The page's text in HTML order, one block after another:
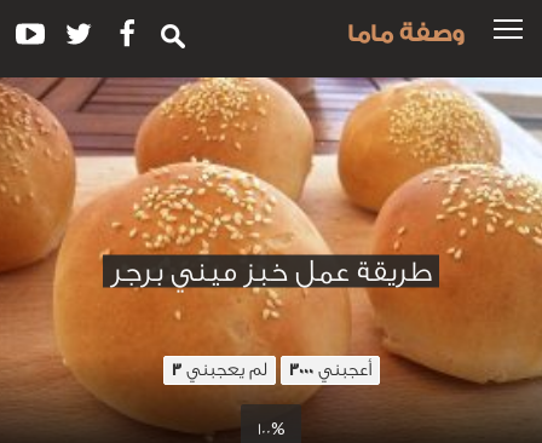
وصفة ماما
طريقة عمل خبز ميني برجر
أعجبني3000 لم يعجبني3
100%